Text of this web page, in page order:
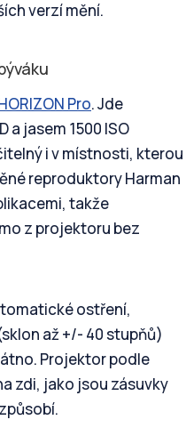
verzí mění.
Pro. Jde
a jasem 1500 ISO
i v místnosti, kterou
reproduktory Harman
takže
z projektoru bez
ostření,
až +/- 40 stupňů)
Projektor podle
zdi, jako jsou zásuvky